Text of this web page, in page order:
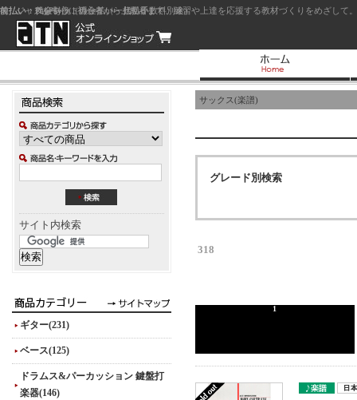
ジャズを中心に初心者から上級者まで、練習や上達を応援する教材づくりをめざし
サイト内検索
ギター(231)
ベース(125)
ドラムス&パーカッション 鍵盤打
楽器(146)
サックス(楽譜)
グレード別検索
318
1
前払い：クレジットカード（一括払い）
後払い：代金引換（現金払い・代引手数料別途）
前払い：PayPay